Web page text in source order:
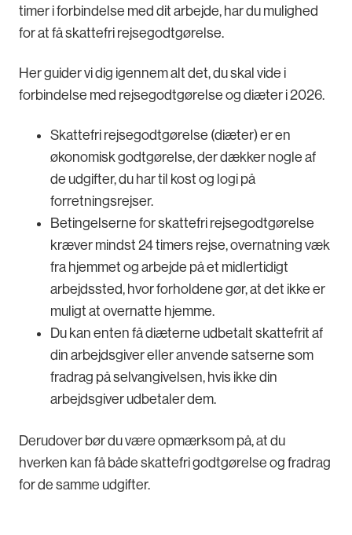
timer i forbindelse med dit arbejde, har du mulighed
for at få skattefri rejsegodtgørelse.
Her guider vi dig igennem alt det, du skal vide i
forbindelse med rejsegodtgørelse og diæter i 2026.
Skattefri rejsegodtgørelse (diæter) er en
økonomisk godtgørelse, der dækker nogle af
de udgifter, du har til kost og logi på
forretningsrejser.
Betingelserne for skattefri rejsegodtgørelse
kræver mindst 24 timers rejse, overnatning væk
fra hjemmet og arbejde på et midlertidigt
arbejdssted, hvor forholdene gør, at det ikke er
muligt at overnatte hjemme.
Du kan enten få diæterne udbetalt skattefrit af
din arbejdsgiver eller anvende satserne som
fradrag på selvangivelsen, hvis ikke din
arbejdsgiver udbetaler dem.
Derudover bør du være opmærksom på, at du
hverken kan få både skattefri godtgørelse og fradrag
for de samme udgifter.